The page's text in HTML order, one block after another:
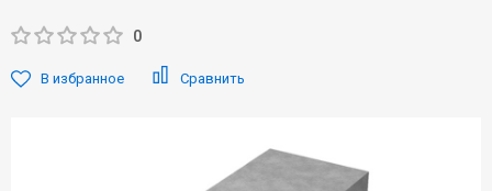
0
В избранное Сравнить